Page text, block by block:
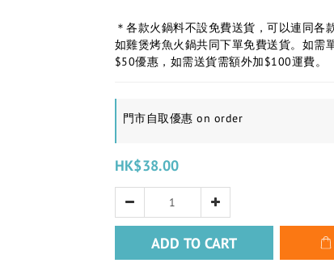
＊各款火鍋料不設免費送貨，可以連同各
如雞煲烤魚火鍋共同下單免費送貨。如需
$50優惠，如需送貨需額外加$100運費。
門市自取優惠 on order
HK$38.00
ADD TO CART